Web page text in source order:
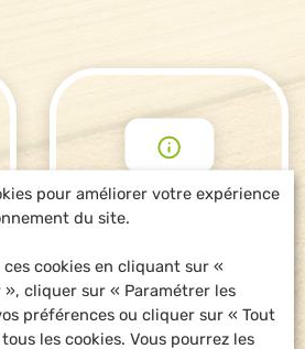
DEMANDE
D'INFORMATIONS
pour améliorer votre expérience
du site.
cookies en cliquant sur «
cliquer sur « Paramétrer les
préférences ou cliquer sur « Tout
les cookies. Vous pourrez les